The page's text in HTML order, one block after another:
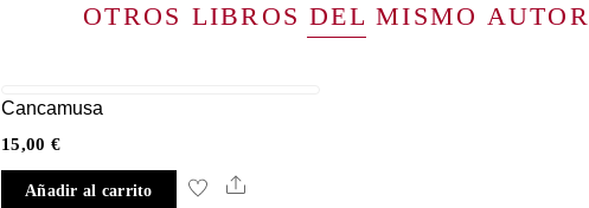
OTROS LIBROS DEL MISMO AUTOR
Cancamusa
15,00 €
Añadir al carrito Share